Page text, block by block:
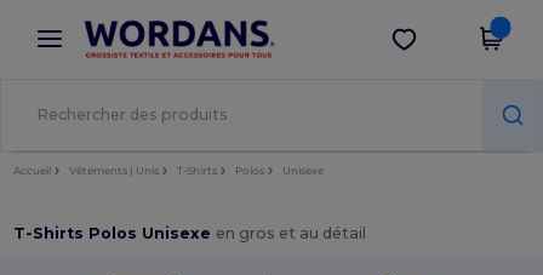
× Appli Wordans
Meilleurs prix sur l’app !
Obtenir l'appli
Accueil Vêtements | Unis T-Shirts Polos Unisexe
T-Shirts Polos Unisexe en gros et au détail